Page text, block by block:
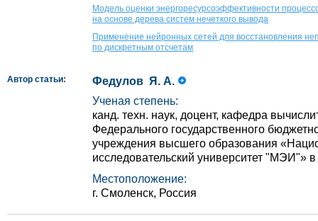
Модель оценки энергоресурсоэффективности
на основе дерева систем нечеткого вывода
Применение нейронных сетей для восстановления
по дискретным отсчетам
Автор статьи:
Федулов Я. А.
Ученая степень:
канд. техн. наук, доцент, кафедра
Федерального государственного
учреждения высшего образования
исследовательский университет "МЭИ"»
Местоположение:
г. Смоленск, Россия